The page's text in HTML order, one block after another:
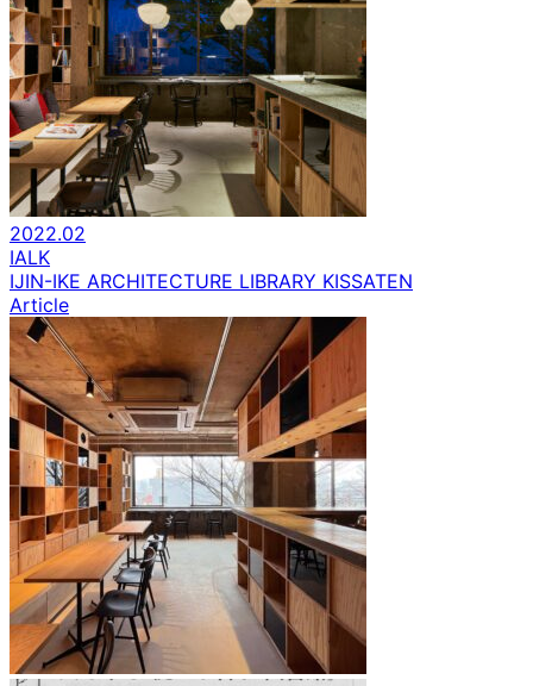
2022.02
IALK
IJIN-IKE ARCHITECTURE LIBRARY KISSATEN
Article